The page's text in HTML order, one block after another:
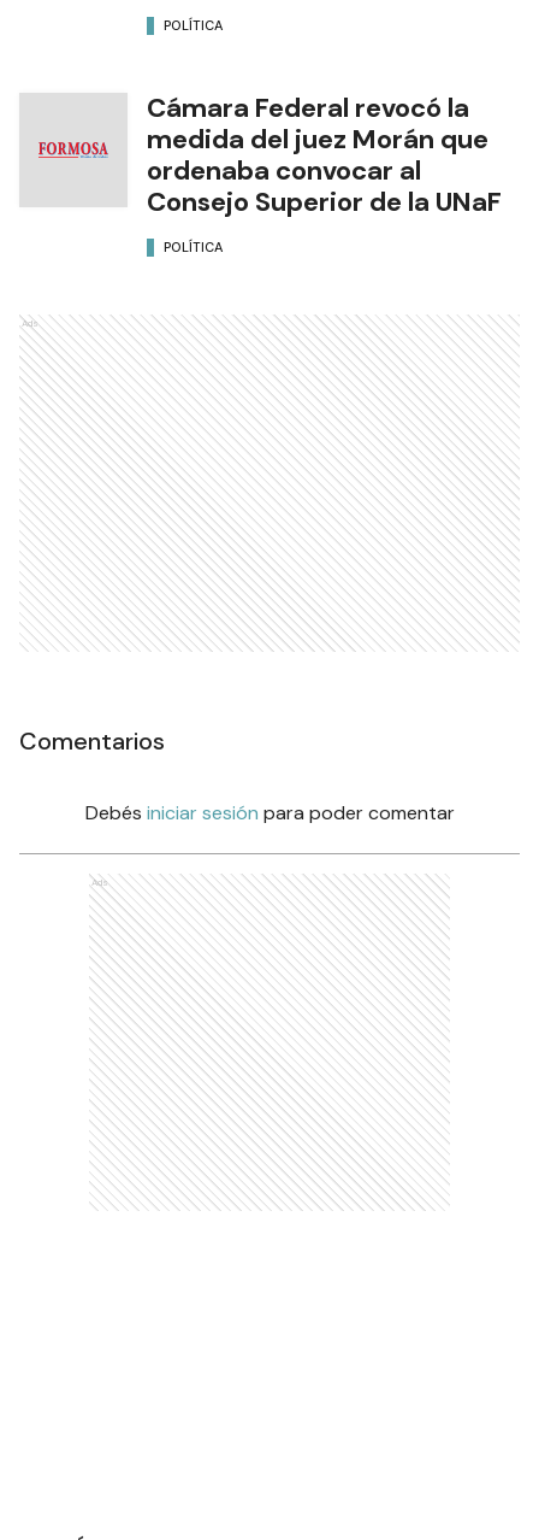
POLÍTICA
Cámara Federal revocó la
medida del juez Morán que
ordenaba convocar al
Consejo Superior de la UNaF
POLÍTICA
Ads
Comentarios
Debés iniciar sesión para poder comentar
Ads